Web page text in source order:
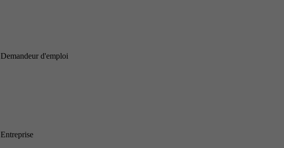
Demandeur d'emploi
Entreprise